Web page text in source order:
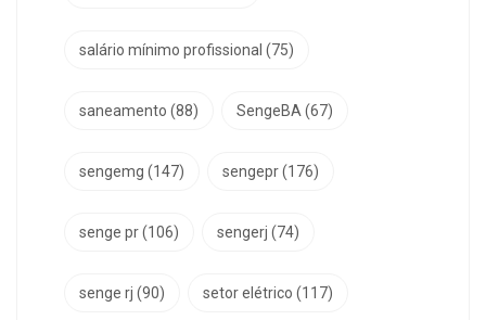
salário mínimo profissional (75)
saneamento (88) SengeBA(67)
sengemg (147) sengepr(176)
senge pr(106) sengerj (74)
senge rj (90) setor elétrico (117)